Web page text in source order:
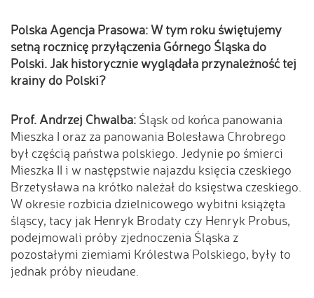
Polska Agencja Prasowa: W tym roku świętujemy
setną rocznicę przyłączenia Górnego Śląska do
Polski. Jak historycznie wyglądała przynależność tej
krainy do Polski?
Prof. Andrzej Chwalba: Śląsk od końca panowania
Mieszka I oraz za panowania Bolesława Chrobrego
był częścią państwa polskiego. Jedynie po śmierci
Mieszka II i w następstwie najazdu księcia czeskiego
Brzetysława na krótko należał do księstwa czeskiego.
W okresie rozbicia dzielnicowego wybitni książęta
śląscy, tacy jak Henryk Brodaty czy Henryk Probus,
podejmowali próby zjednoczenia Śląska z
pozostałymi ziemiami Królestwa Polskiego, były to
jednak próby nieudane.